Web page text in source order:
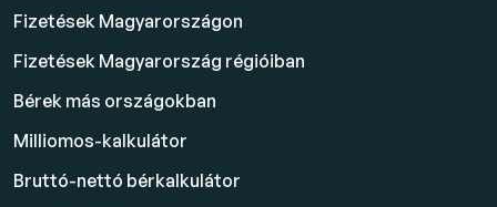
Fizetések Magyarországon
Fizetések Magyarország régióiban
Bérek más országokban
Milliomos-kalkulátor
Bruttó-nettó bérkalkulátor